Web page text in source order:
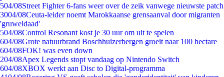
504/08Street Fighter 6-fans weer over de zeik vanwege nieuwste patch
3004/08Ceuta-leider noemt Marokkaanse grensaanval door migranten
'gruweldaad'
504/08Control Resonant kost je 30 uur om uit te spelen
604/08Grote natuurbrand Boschhuizerbergen groeit naar 100 hectare
604/08FOK! was even down
204/08Apex Legends stopt vandaag op Nintendo Switch
604/08XBOX werkt aan Disc to Digital-programma